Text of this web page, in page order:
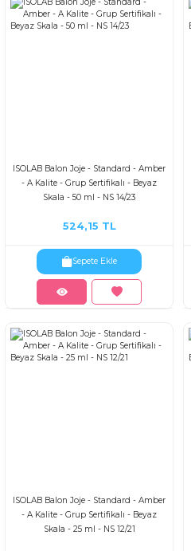
ISOLAB Balon Joje - Standard - Amber
- A Kalite - Grup Sertifikalı - Beyaz
Skala - 50 ml - NS 14/23
524,15 TL
Sepete Ekle
ISOLAB Balon Joje - Standard - Amber
- A Kalite - Grup Sertifikalı - Beyaz
Skala - 25 ml - NS 12/21